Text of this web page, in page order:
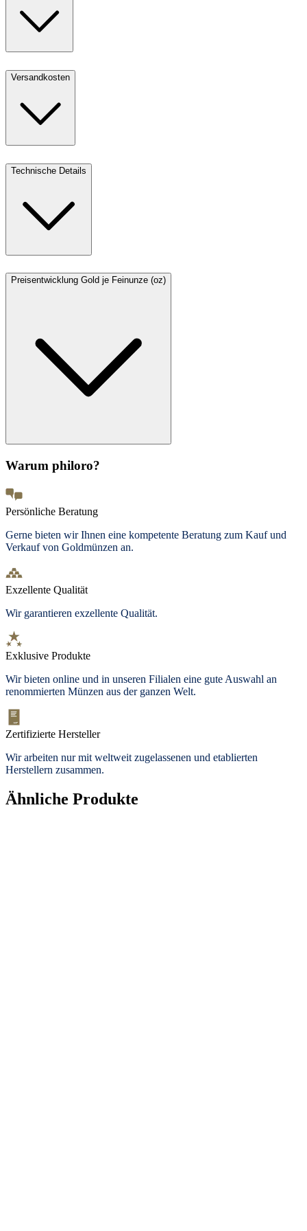
Versandkosten
Technische Details
Preisentwicklung Gold je Feinunze (oz)
Warum philoro?
Persönliche Beratung
Gerne bieten wir Ihnen eine kompetente Beratung zum Kauf und
Verkauf von Goldmünzen an.
Exzellente Qualität
Wir garantieren exzellente Qualität.
Exklusive Produkte
Wir bieten online und in unseren Filialen eine gute Auswahl an
renommierten Münzen aus der ganzen Welt.
Zertifizierte Hersteller
Wir arbeiten nur mit weltweit zugelassenen und etablierten
Herstellern zusammen.
Ähnliche Produkte